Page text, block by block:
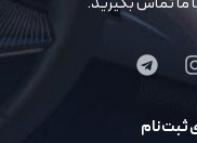
ثبت نام